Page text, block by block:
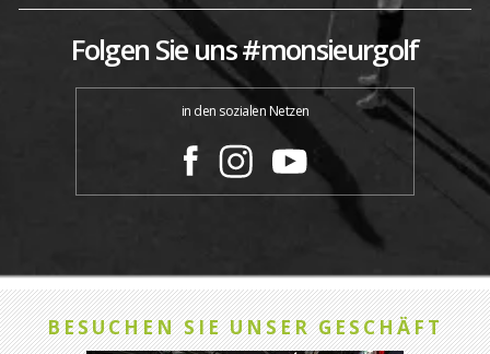
Folgen Sie uns #monsieurgolf
in den sozialen Netzen
BESUCHEN SIE UNSER GESCHÄFT